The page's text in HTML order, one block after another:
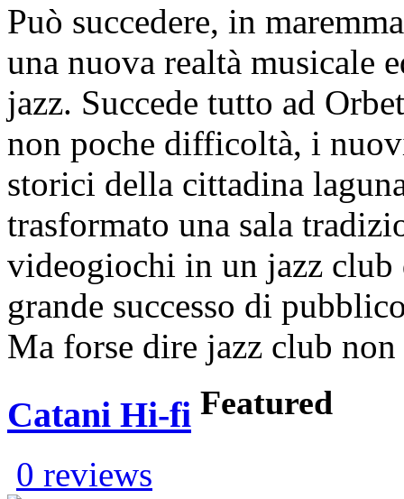
Può succedere, in
una nuova realtà musicale
jazz. Succede tutto ad
non poche difficoltà, i
storici della cittadina
trasformato una sala
videogiochi in un jazz club
grande successo di
Ma forse dire jazz club non
Catani Hi-fi Featured
0 reviews